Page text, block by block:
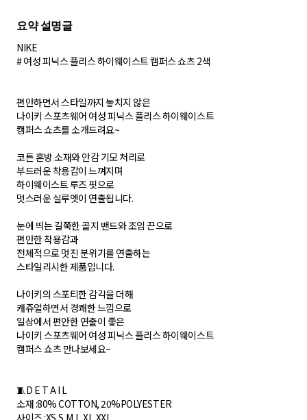
요약 설명글
NIKE
# 여성 피닉스 플리스 하이웨이스트 캠퍼스 쇼츠 2색
편안하면서 스타일까지 놓치지 않은
나이키 스포츠웨어 여성 피닉스 플리스 하이웨이스트
캠퍼스 쇼츠를 소개드려요~
코튼 혼방 소재와 안감 기모 처리로
부드러운 착용감이 느껴지며
하이웨이스트 루즈 핏으로
멋스러운 실루엣이 연출됩니다.
눈에 띄는 길쭉한 골지 밴드와 조임 끈으로
편안한 착용감과
전체적으로 멋진 분위기를 연출하는
스타일리시한 제품입니다.
나이키의 스포티한 감각을 더해
캐쥬얼하면서 경쾌한 느낌으로
일상에서 편안한 연출이 좋은
나이키 스포츠웨어 여성 피닉스 플리스 하이웨이스트
캠퍼스 쇼츠 만나보세요~
🧵D E T A I L
소재 :80% COTTON, 20%POLYESTER